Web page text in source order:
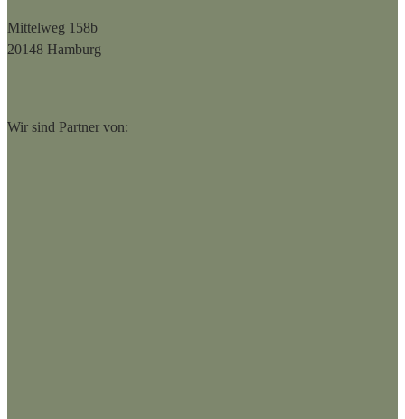
Mittelweg 158b
20148 Hamburg
Wir sind Partner von: